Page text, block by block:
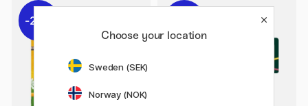
20%
Choose your location
Sweden (SEK)
Norway (NOK)